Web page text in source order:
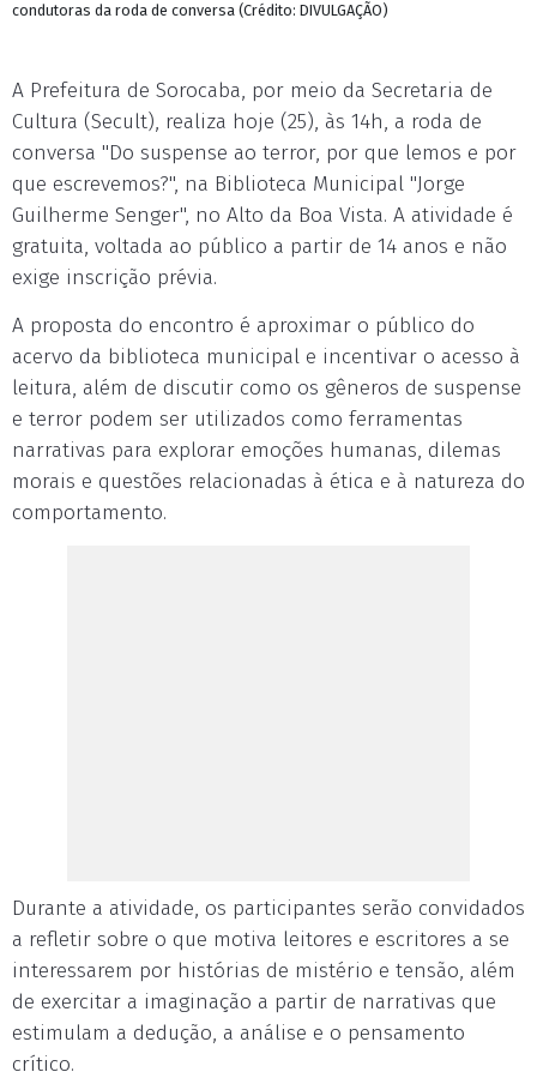
condutoras da roda de conversa (Crédito: DIVULGAÇÃO)
A Prefeitura de Sorocaba, por meio da Secretaria de
Cultura (Secult), realiza hoje (25), às 14h, a roda de
conversa "Do suspense ao terror, por que lemos e por
que escrevemos?", na Biblioteca Municipal "Jorge
Guilherme Senger", no Alto da Boa Vista. A atividade é
gratuita, voltada ao público a partir de 14 anos e não
exige inscrição prévia.
A proposta do encontro é aproximar o público do
acervo da biblioteca municipal e incentivar o acesso à
leitura, além de discutir como os gêneros de suspense
e terror podem ser utilizados como ferramentas
narrativas para explorar emoções humanas, dilemas
morais e questões relacionadas à ética e à natureza do
comportamento.
Durante a atividade, os participantes serão convidados
a refletir sobre o que motiva leitores e escritores a se
interessarem por histórias de mistério e tensão, além
de exercitar a imaginação a partir de narrativas que
estimulam a dedução, a análise e o pensamento
crítico.